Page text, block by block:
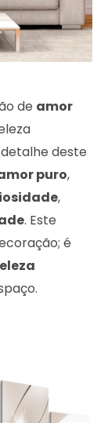
de amor
deste
puro,
,
. Este
é